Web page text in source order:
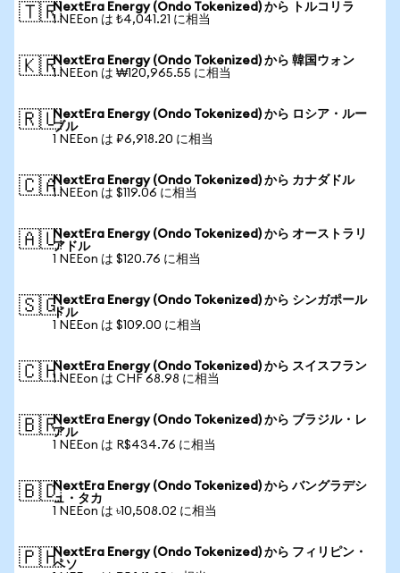
🇹🇷NextEra Energy (Ondo Tokenized) から トルコリラ
1 NEEon は ₺4,041.21 に相当
🇰🇷NextEra Energy (Ondo Tokenized) から 韓国ウォン
1 NEEon は ₩120,965.55 に相当
🇷🇺NextEra Energy (Ondo Tokenized) から ロシア・ルー
ブル
1 NEEon は ₽6,918.20 に相当
🇨🇦NextEra Energy (Ondo Tokenized) から カナダドル
1 NEEon は $119.06 に相当
🇦🇺NextEra Energy (Ondo Tokenized) から オーストラリ
アドル
1 NEEon は $120.76 に相当
🇸🇬NextEra Energy (Ondo Tokenized) から シンガポール
ドル
1 NEEon は $109.00 に相当
🇨🇭NextEra Energy (Ondo Tokenized) から スイスフラン
1 NEEon は CHF 68.98 に相当
🇧🇷NextEra Energy (Ondo Tokenized) から ブラジル・レ
アル
1 NEEon は R$434.76 に相当
🇧🇩NextEra Energy (Ondo Tokenized) から バングラデシ
ュ・タカ
1 NEEon は ৳10,508.02 に相当
🇵🇭NextEra Energy (Ondo Tokenized) から フィリピン・
ペソ